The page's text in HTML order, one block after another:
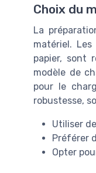
Choix du
La
matériel.
papier, sont
modèle de
pour le
robustesse,
Utiliser
Préférer
Opter